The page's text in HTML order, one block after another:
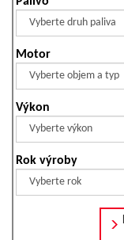
Motor
Výkon
Rok výroby